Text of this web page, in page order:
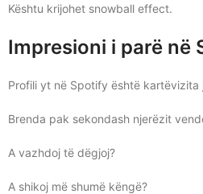
Kështu krijohet snowball effect.
Impresioni i parë në
Profili yt në Spotify është kartëvizita
Brenda pak sekondash njerëzit
A vazhdoj të dëgjoj?
A shikoj më shumë këngë?